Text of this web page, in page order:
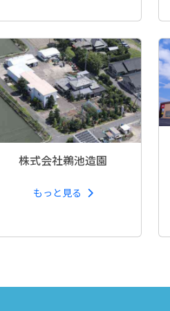
株式会社鵜池造園
もっと見る